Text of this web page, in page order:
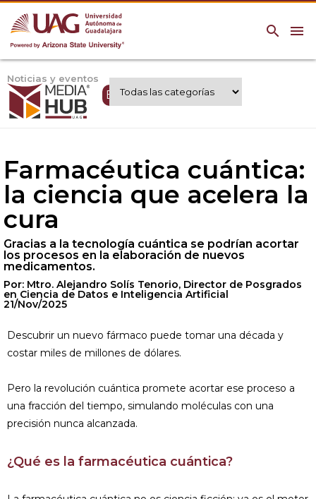
menu
search
Noticias y eventos
Expertos UAG
Farmacéutica cuántica:
la ciencia que acelera la
cura
Gracias a la tecnología cuántica se podrían acortar
los procesos en la elaboración de nuevos
medicamentos.
Por: Mtro. Alejandro Solís Tenorio, Director de Posgrados
en Ciencia de Datos e Inteligencia Artificial
21/Nov/2025
Descubrir un nuevo fármaco puede tomar una década y
costar miles de millones de dólares.
Pero la revolución cuántica promete acortar ese proceso a
una fracción del tiempo, simulando moléculas con una
precisión nunca alcanzada.
¿Qué es la farmacéutica cuántica?